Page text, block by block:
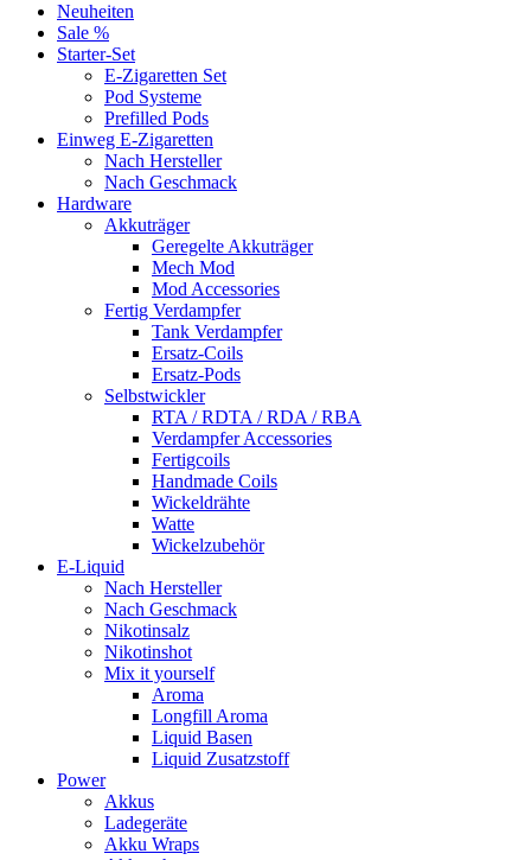
Neuheiten
Sale %
Starter-Set
E-Zigaretten Set
Pod Systeme
Prefilled Pods
Einweg E-Zigaretten
Nach Hersteller
Nach Geschmack
Hardware
Akkuträger
Geregelte Akkuträger
Mech Mod
Mod Accessories
Fertig Verdampfer
Tank Verdampfer
Ersatz-Coils
Ersatz-Pods
Selbstwickler
RTA / RDTA / RDA / RBA
Verdampfer Accessories
Fertigcoils
Handmade Coils
Wickeldrähte
Watte
Wickelzubehör
E-Liquid
Nach Hersteller
Nach Geschmack
Nikotinsalz
Nikotinshot
Mix it yourself
Aroma
Longfill Aroma
Liquid Basen
Liquid Zusatzstoff
Power
Akkus
Ladegeräte
Akku Wraps